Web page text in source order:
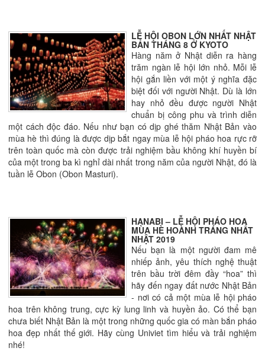
LỄ HỘI OBON LỚN NHẤT NHẬT
BẢN THÁNG 8 Ở KYOTO
Hàng năm ở Nhật diễn ra hàng
trăm ngàn lễ hội lớn nhỏ. Mỗi lễ
hội gắn liền với một ý nghĩa đặc
biệt đối với người Nhật. Dù là lớn
hay nhỏ đều được người Nhật
chuẩn bị công phu và trình diễn
một cách độc đáo. Nếu như bạn có dịp ghé thăm Nhật Bản vào
mùa hè thì đúng là được dịp bắt ngay mùa lễ hội pháo hoa rực rỡ
trên toàn quốc mà còn được trải nghiệm bầu không khí huyền bí
của một trong ba kì nghỉ dài nhất trong năm của người Nhật, đó là
tuần lễ Obon (Obon Masturi).
HANABI – LỄ HỘI PHÁO HOA
MÙA HÈ HOÀNH TRÁNG NHẤT
NHẬT 2019
Nếu bạn là một người đam mê
nhiếp ảnh, yêu thích nghệ thuật
trên bầu trời đêm đầy “hoa” thì
hãy đến ngay đất nước Nhật Bản
- nơi có cả một mùa lễ hội pháo
hoa trên không trung, cực kỳ lung linh và huyền ảo. Có thể bạn
chưa biết Nhật Bản là một trong những quốc gia có màn bắn pháo
hoa đẹp nhất thế giới. Hãy cùng Univiet tìm hiểu và trải nghiệm
nhé!